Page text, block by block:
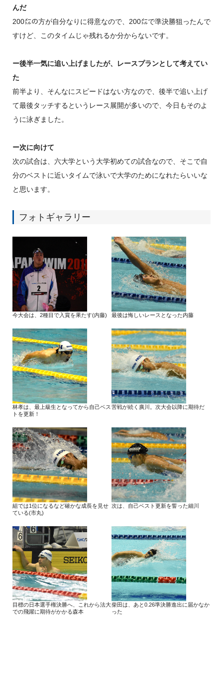
んだ
200㍍の方が自分なりに得意なので、200㍍で準決勝狙ったんで
すけど、このタイムじゃ残れるか分からないです。
ー後半一気に追い上げましたが、レースプランとして考えてい
た
前半より、そんなにスピードはない方なので、後半で追い上げ
て最後タッチするというレース展開が多いので、今日もそのよ
うに泳ぎました。
ー次に向けて
次の試合は、六大学という大学初めての試合なので、そこで自
分のベストに近いタイムで泳いで大学のためになれたらいいな
と思います。
フォトギャラリー
今大会は、2種目で入賞を果たす(内藤) 最後は悔しいレースとなった内藤
林孝は、最上級生となってから自己ベス
トを更新！
苦戦が続く廣川。次大会以降に期待だ
組では1位になるなど確かな成長を見せ
ている(市丸)
次は、自己ベスト更新を誓った細川
目標の日本選手権決勝へ、これから法大
での飛躍に期待がかかる森本
柴田は、あと0.26準決勝進出に届かなか
った